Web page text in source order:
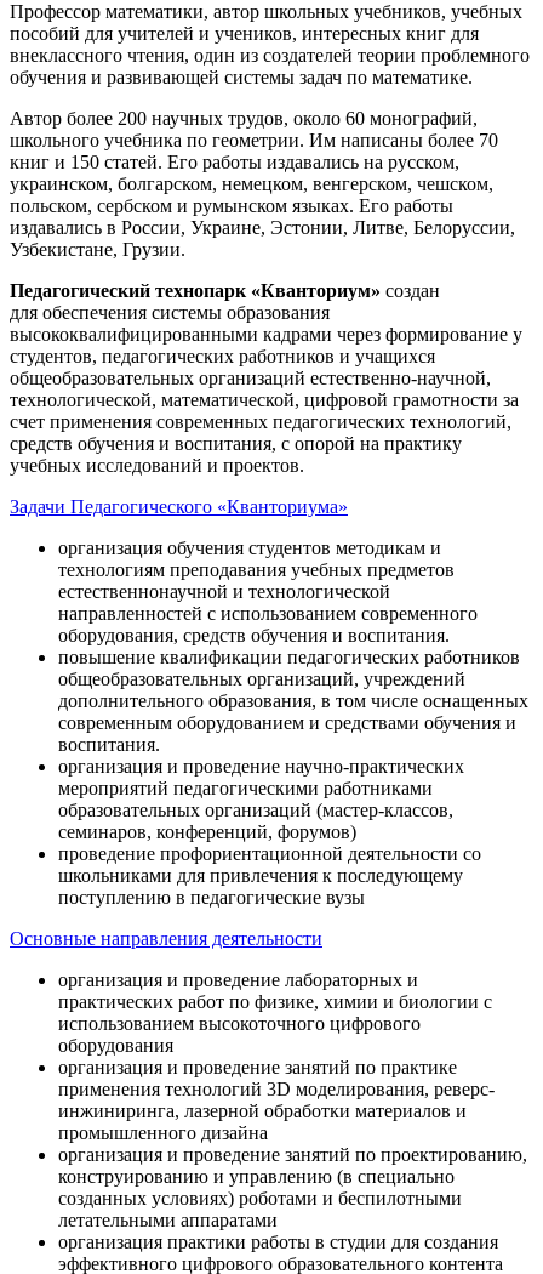
Профессор математики, автор школьных учебников, учебных
пособий для учителей и учеников, интересных книг для
внеклассного чтения, один из создателей теории проблемного
обучения и развивающей системы задач по математике.
Автор более 200 научных трудов, около 60 монографий,
школьного учебника по геометрии. Им написаны более 70
книг и 150 статей. Его работы издавались на русском,
украинском, болгарском, немецком, венгерском, чешском,
польском, сербском и румынском языках. Его работы
издавались в России, Украине, Эстонии, Литве, Белоруссии,
Узбекистане, Грузии.
Педагогический технопарк «Кванториум» создан
для обеспечения системы образования
высококвалифицированными кадрами через формирование у
студентов, педагогических работников и учащихся
общеобразовательных организаций естественно-научной,
технологической, математической, цифровой грамотности за
счет применения современных педагогических технологий,
средств обучения и воспитания, с опорой на практику
учебных исследований и проектов.
Задачи Педагогического «Кванториума»
организация обучения студентов методикам и
технологиям преподавания учебных предметов
естественнонаучной и технологической
направленностей с использованием современного
оборудования, средств обучения и воспитания.
повышение квалификации педагогических работников
общеобразовательных организаций, учреждений
дополнительного образования, в том числе оснащенных
современным оборудованием и средствами обучения и
воспитания.
организация и проведение научно-практических
мероприятий педагогическими работниками
образовательных организаций (мастер-классов,
семинаров, конференций, форумов)
проведение профориентационной деятельности со
школьниками для привлечения к последующему
поступлению в педагогические вузы
Основные направления деятельности
организация и проведение лабораторных и
практических работ по физике, химии и биологии с
использованием высокоточного цифрового
оборудования
организация и проведение занятий по практике
применения технологий 3D моделирования, реверс-
инжиниринга, лазерной обработки материалов и
промышленного дизайна
организация и проведение занятий по проектированию,
конструированию и управлению (в специально
созданных условиях) роботами и беспилотными
летательными аппаратами
организация практики работы в студии для создания
эффективного цифрового образовательного контента